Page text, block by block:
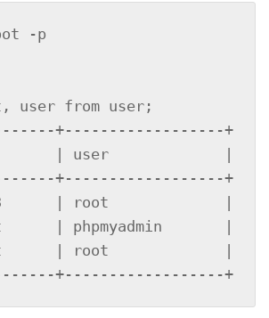
-p
user from user;
+------------------+
| user             |
+------------------+
| root             |
| phpmyadmin       |
| root             |
+------------------+